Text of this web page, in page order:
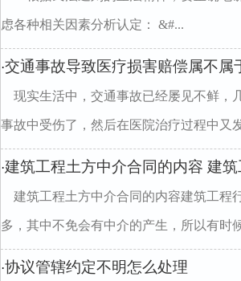
虑各种相关因素分析认定： &#...
·交通事故导致医疗损害赔偿属不属
现实生活中，交通事故已经屡见不鲜，
事故中受伤了，然后在医院治疗过程中又
·建筑工程土方中介合同的内容 建
建筑工程土方中介合同的内容建筑工程
多，其中不免会有中介的产生，所以有时
·协议管辖约定不明怎么处理